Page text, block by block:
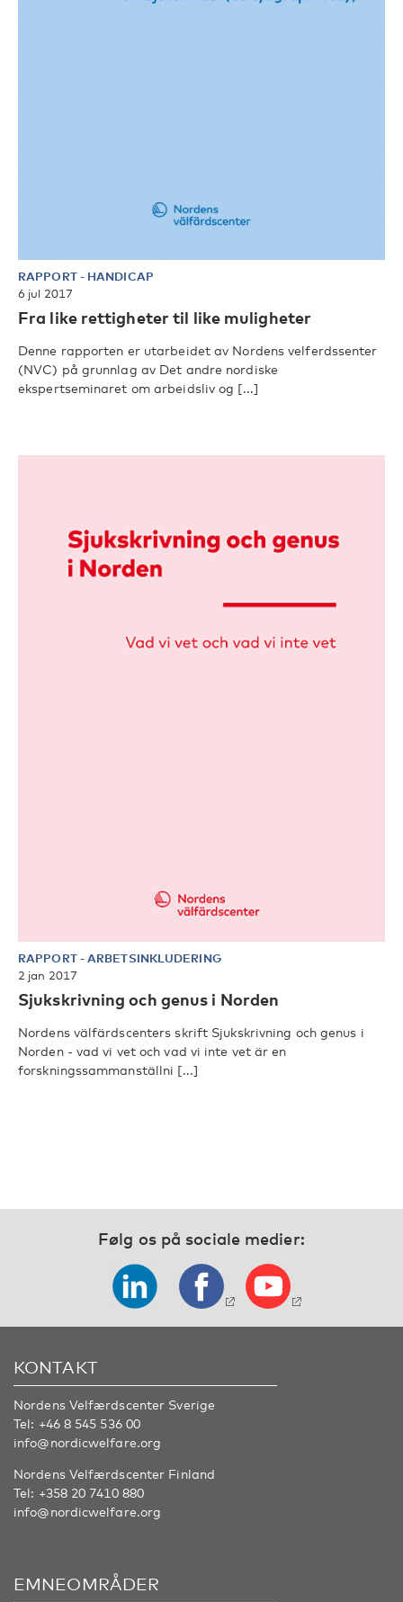
RAPPORT- HANDICAP
6 jul 2017
Fra like rettigheter til like muligheter
Denne rapporten er utarbeidet av Nordens velferdssenter
(NVC) på grunnlag av Det andre nordiske
ekspertseminaret om arbeidsliv og [...]
RAPPORT-ARBETSINKLUDERING
2 jan 2017
Sjukskrivning och genus i Norden
Nordens välfärdscenters skrift Sjukskrivning och genus i
Norden - vad vi vet och vad vi inte vet är en
forskningssammanställni [...]
Følg os på sociale medier:
KONTAKT
Nordens Velfærdscenter Sverige
Tel: +46 8 545 536 00
info@nordicwelfare.org
Nordens Velfærdscenter Finland
Tel: +358 20 7410 880
info@nordicwelfare.org
EMNEOMRÅDER